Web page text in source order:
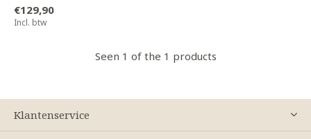
€129,90
Incl. btw
Seen 1 of the 1 products
Klantenservice